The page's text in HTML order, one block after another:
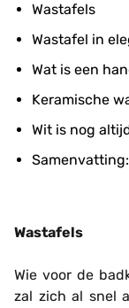
Wastafels
Wastafel in
Wat is een
Keramische
Wit is nog
Wastafels
Wie voor de
zal zich al snel